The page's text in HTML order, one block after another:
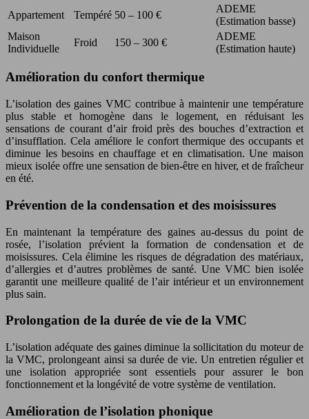
Appartement Tempéré 50 – 100 €
ADEME
(Estimation basse)
Maison
Individuelle
Froid 150 – 300 €
ADEME
(Estimation haute)
Amélioration du confort thermique
L’isolation des gaines VMC contribue à maintenir une température
plus stable et homogène dans le logement, en réduisant les
sensations de courant d’air froid près des bouches d’extraction et
d’insufflation. Cela améliore le confort thermique des occupants et
diminue les besoins en chauffage et en climatisation. Une maison
mieux isolée offre une sensation de bien-être en hiver, et de fraîcheur
en été.
Prévention de la condensation et des moisissures
En maintenant la température des gaines au-dessus du point de
rosée, l’isolation prévient la formation de condensation et de
moisissures. Cela élimine les risques de dégradation des matériaux,
d’allergies et d’autres problèmes de santé. Une VMC bien isolée
garantit une meilleure qualité de l’air intérieur et un environnement
plus sain.
Prolongation de la durée de vie de la VMC
L’isolation adéquate des gaines diminue la sollicitation du moteur de
la VMC, prolongeant ainsi sa durée de vie. Un entretien régulier et
une isolation appropriée sont essentiels pour assurer le bon
fonctionnement et la longévité de votre système de ventilation.
Amélioration de l’isolation phonique